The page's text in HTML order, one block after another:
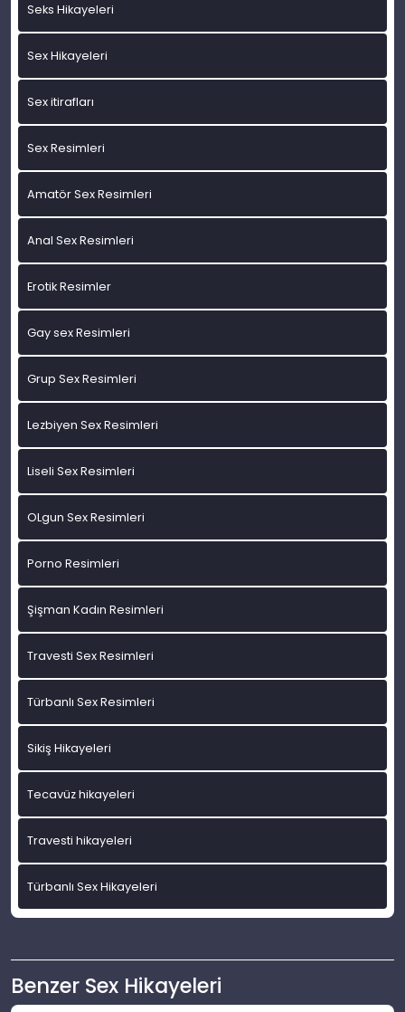
Seks Hikayeleri
Sex Hikayeleri
Sex itirafları
Sex Resimleri
Amatör Sex Resimleri
Anal Sex Resimleri
Erotik Resimler
Gay sex Resimleri
Grup Sex Resimleri
Lezbiyen Sex Resimleri
Liseli Sex Resimleri
OLgun Sex Resimleri
Porno Resimleri
Şişman Kadın Resimleri
Travesti Sex Resimleri
Türbanlı Sex Resimleri
Sikiş Hikayeleri
Tecavüz hikayeleri
Travesti hikayeleri
Türbanlı Sex Hikayeleri
Benzer Sex Hikayeleri